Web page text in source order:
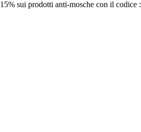
15% sui prodotti anti-mosche con il codice :